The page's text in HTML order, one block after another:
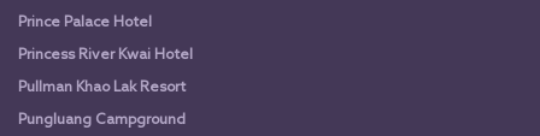
Prince Palace Hotel
Princess River Kwai Hotel
Pullman Khao Lak Resort
Pungluang Campground